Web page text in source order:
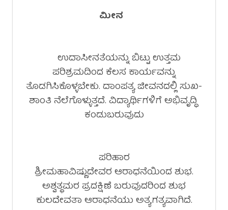
ಮೀನ
ಉದಾಸೀನತೆಯನ್ನು ಬಿಟ್ಟು ಉತ್ತಮ
ಪರಿಶ್ರಮದಿಂದ ಕೆಲಸ ಕಾರ್ಯವನ್ನು
ತೊಡಗಿಸಿಕೊಳ್ಳಬೇಕು. ದಾಂಪತ್ಯ ಜೀವನದಲ್ಲಿ ಸುಖ-
ಶಾಂತಿ ನೆಲೆಗೊಳ್ಳುತ್ತದೆ. ವಿದ್ಯಾರ್ಥಿಗಳಿಗೆ ಅಭಿವೃದ್ಧಿ
ಕಂಡುಬರುವುದು
ಪರಿಹಾರ
ಶ್ರೀಮಹಾವಿಷ್ಣುದೇವರ ಆರಾಧನೆಯಿಂದ ಶುಭ.
ಅಶ್ವತ್ಥಮರ ಪ್ರದಕ್ಷಿಣೆ ಬರುವುದರಿಂದ ಶುಭ
ಕುಲದೇವತಾ ಆರಾಧನೆಯು ಅತ್ಯಗತ್ಯವಾಗಿದೆ.